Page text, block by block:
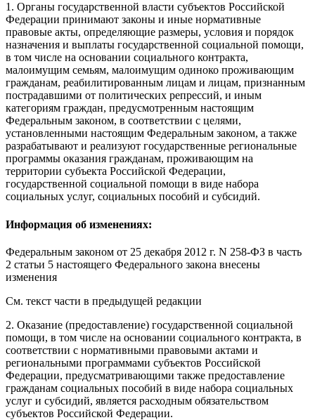
1. Органы государственной власти субъектов Российской
Федерации принимают законы и иные нормативные
правовые акты, определяющие размеры, условия и порядок
назначения и выплаты государственной социальной помощи,
в том числе на основании социального контракта,
малоимущим семьям, малоимущим одиноко проживающим
гражданам, реабилитированным лицам и лицам, признанным
пострадавшими от политических репрессий, и иным
категориям граждан, предусмотренным настоящим
Федеральным законом, в соответствии с целями,
установленными настоящим Федеральным законом, а также
разрабатывают и реализуют государственные региональные
программы оказания гражданам, проживающим на
территории субъекта Российской Федерации,
государственной социальной помощи в виде набора
социальных услуг, социальных пособий и субсидий.
Информация об изменениях:
Федеральным законом от 25 декабря 2012 г. N 258-ФЗ в часть
2 статьи 5 настоящего Федерального закона внесены
изменения
См. текст части в предыдущей редакции
2. Оказание (предоставление) государственной социальной
помощи, в том числе на основании социального контракта, в
соответствии с нормативными правовыми актами и
региональными программами субъектов Российской
Федерации, предусматривающими также предоставление
гражданам социальных пособий в виде набора социальных
услуг и субсидий, является расходным обязательством
субъектов Российской Федерации.